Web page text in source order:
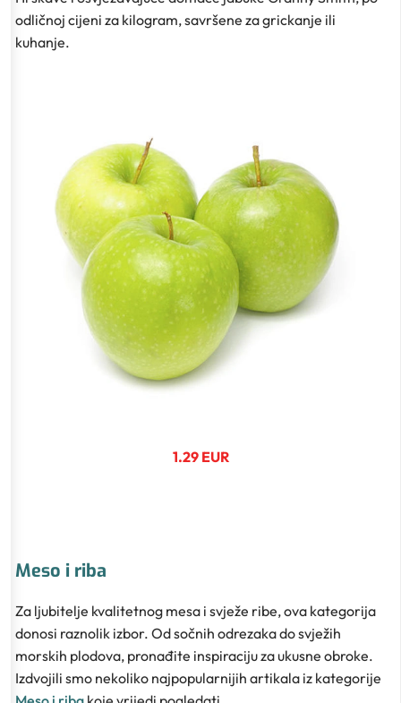
odličnoj cijeni za kilogram, savršene za grickanje ili
kuhanje.
1.29 EUR
Meso i riba
Za ljubitelje kvalitetnog mesa i svježe ribe, ova kategorija
donosi raznolik izbor. Od sočnih odrezaka do svježih
morskih plodova, pronađite inspiraciju za ukusne obroke.
Izdvojili smo nekoliko najpopularnijih artikala iz kategorije